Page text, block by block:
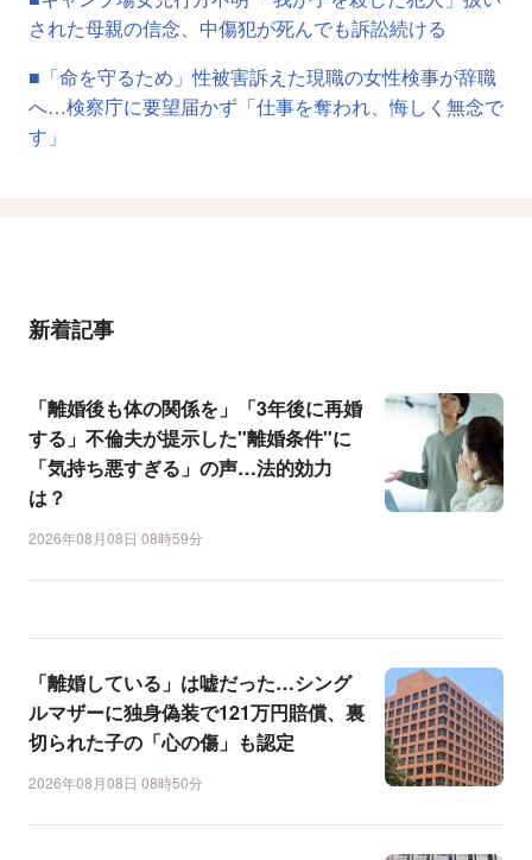
された母親の信念、中傷犯が死んでも訴訟続ける
■「命を守るため」性被害訴えた現職の女性検事が辞職
へ…検察庁に要望届かず「仕事を奪われ、悔しく無念で
す」
新着記事
「離婚後も体の関係を」「3年後に再婚
する」不倫夫が提示した"離婚条件"に
「気持ち悪すぎる」の声…法的効力
は？
2026年08月08日 08時59分
「離婚している」は嘘だった…シング
ルマザーに独身偽装で121万円賠償、裏
切られた子の「心の傷」も認定
2026年08月08日 08時50分